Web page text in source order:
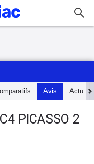
Avis Actu
PICASSO 2